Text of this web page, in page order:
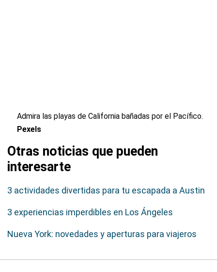
Admira las playas de California bañadas por el Pacífico.
Pexels
Otras noticias que pueden
interesarte
3 actividades divertidas para tu escapada a Austin
3 experiencias imperdibles en Los Ángeles
Nueva York: novedades y aperturas para viajeros